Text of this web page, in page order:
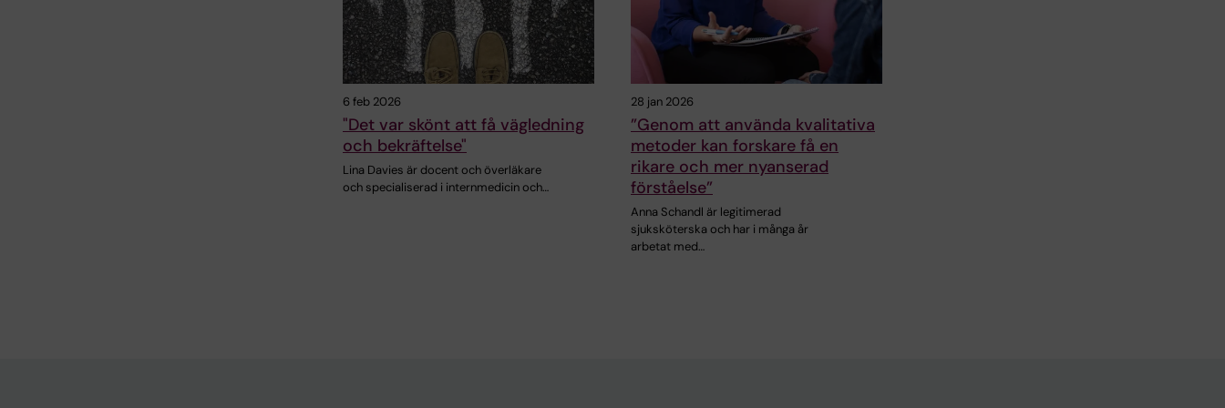
6 feb 2026
"Det var skönt att få vägledning
och bekräftelse"
Lina Davies är docent och överläkare
och specialiserad i internmedicin och…
28 jan 2026
”Genom att använda kvalitativa
metoder kan forskare få en
rikare och mer nyanserad
förståelse”
Anna Schandl är legitimerad
sjuksköterska och har i många år
arbetat med…